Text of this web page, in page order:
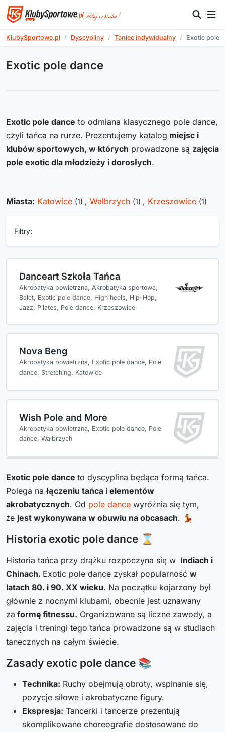
KlubySportowe.pl Dyscypliny Taniec indywidualny Exotic pole
Exotic pole dance
Exotic pole dance to odmiana klasycznego pole dance,
czyli tańca na rurze. Prezentujemy katalog miejsc i
klubów sportowych, w których prowadzone są zajęcia
pole exotic dla młodzieży i dorosłych.
Miasta: Katowice (1) , Wałbrzych (1) , Krzeszowice (1)
Filtry:
Danceart Szkoła Tańca
Akrobatyka powietrzna, Akrobatyka sportowa,
Balet, Exotic pole dance, High heels, Hip-Hop,
Jazz, Pilates, Pole dance, Krzeszowice
Nova Beng
Akrobatyka powietrzna, Exotic pole dance, Pole
dance, Stretching, Katowice
Wish Pole and More
Akrobatyka powietrzna, Exotic pole dance, Pole
dance, Wałbrzych
Exotic pole dance to dyscyplina będąca formą tańca.
Polega na łączeniu tańca i elementów
akrobatycznych. Od pole dance wyróżnia się tym,
że jest wykonywana w obuwiu na obcasach. 💃
Historia exotic pole dance ⌛
Historia tańca przy drążku rozpoczyna się w Indiach i
Chinach. Exotic pole dance zyskał popularność w
latach 80. i 90. XX wieku. Na początku kojarzony był
głównie z nocnymi klubami, obecnie jest uznawany
za formę fitnessu. Organizowane są liczne zawody, a
zajęcia i treningi tego tańca prowadzone są w studiach
tanecznych na całym świecie.
Zasady exotic pole dance 📚
Technika: Ruchy obejmują obroty, wspinanie się,
pozycje siłowe i akrobatyczne figury.
Ekspresja: Tancerki i tancerze prezentują
skomplikowane choreografie dostosowane do